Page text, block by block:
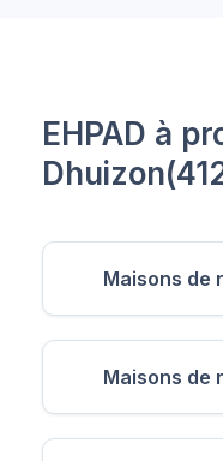
EHPAD à
Maisons de
Maisons de